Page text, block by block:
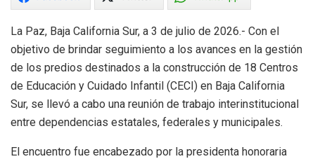
La Paz, Baja California Sur, a 3 de julio de 2026.- Con el
objetivo de brindar seguimiento a los avances en la gestión
de los predios destinados a la construcción de 18 Centros
de Educación y Cuidado Infantil (CECI) en Baja California
Sur, se llevó a cabo una reunión de trabajo interinstitucional
entre dependencias estatales, federales y municipales.
El encuentro fue encabezado por la presidenta honoraria